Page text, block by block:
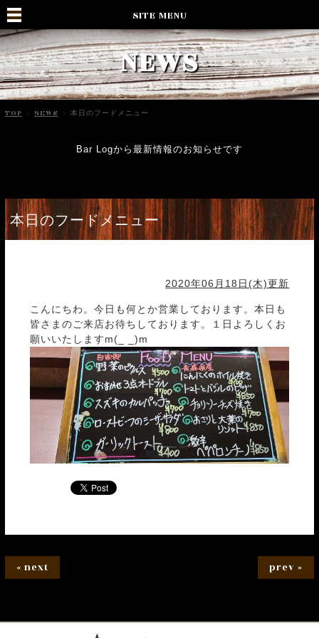
SITE MENU
NEWS
TOP > NEWS > 本日のフードメニュー
Bar Logから最新情報のお知らせです
本日のフードメニュー
2020年06月18日(木)更新
こんにちわ。今日も何とか営業しております。本日も
皆さまのご来店お待ちしております。１日よろしくお
願いいたしますm(_ _)m
« next prev »